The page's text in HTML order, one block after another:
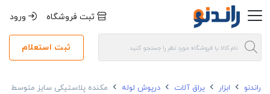
ثبت فروشگاه ورود
ثبت استعلام
راندنو ابزار یراق آلات درپوش لوله مکنده پلاستیکی سایز متوسط